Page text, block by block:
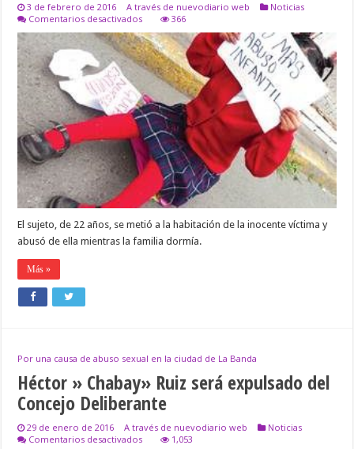
3 de febrero de 2016 A través de nuevodiario web
Noticias
Comentarios desactivadosen
Horror
en
La
Banda:
Violó
a
su
hermanita
de
12
años
y
dijo
que
«la
confundió
con
su
novia»
366
El sujeto, de 22 años, se metió a la habitación de la inocente víctima y
abusó de ella mientras la familia dormía.
Más »
Por una causa de abuso sexual en la ciudad de La Banda
Héctor » Chabay» Ruiz será expulsado del
Concejo Deliberante
29 de enero de 2016 A través de nuevodiario web
Noticias
Comentarios desactivadosen
1,053